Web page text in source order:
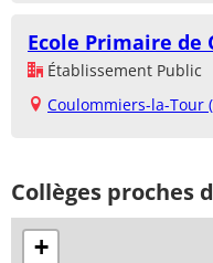
Ecole Primaire de
Établissement Public
Coulommiers-la-Tour
Collèges proches
+